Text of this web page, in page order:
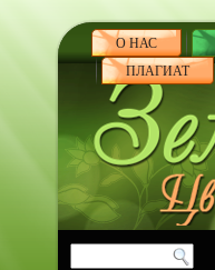
О НАС
ПЛАГИАТ